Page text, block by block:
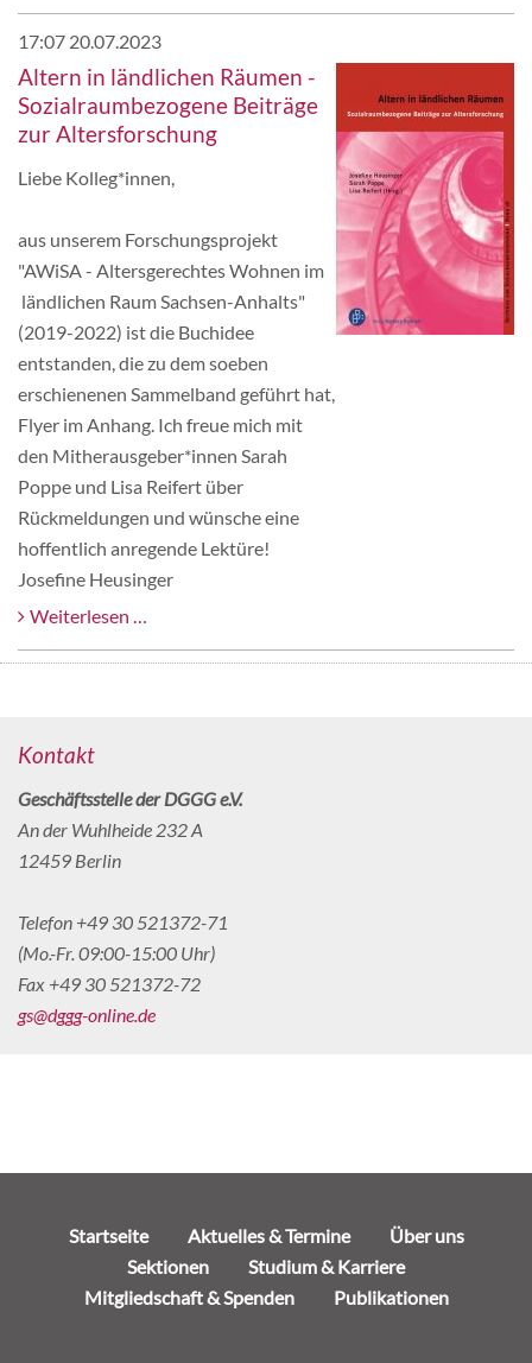
17:07 20.07.2023
Altern in ländlichen Räumen -
Sozialraumbezogene Beiträge
zur Altersforschung
Liebe Kolleg*innen,
aus unserem Forschungsprojekt
"AWiSA - Altersgerechtes Wohnen im
ländlichen Raum Sachsen-Anhalts"
(2019-2022) ist die Buchidee
entstanden, die zu dem soeben
erschienenen Sammelband geführt hat,
Flyer im Anhang. Ich freue mich mit
den Mitherausgeber*innen Sarah
Poppe und Lisa Reifert über
Rückmeldungen und wünsche eine
hoffentlich anregende Lektüre!
Josefine Heusinger
Weiterlesen …
Kontakt
Geschäftsstelle der DGGG e.V.
An der Wuhlheide 232 A
12459 Berlin
Telefon +49 30 521372-71
(Mo.-Fr. 09:00-15:00 Uhr)
Fax +49 30 521372-72
gs@dggg-online.de
NavigationStartseite Aktuelles & Termine
Über uns
Sektionen
Studium & Karriere
Mitgliedschaft & Spenden
Publikationen